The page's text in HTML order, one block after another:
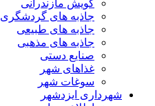
گویش مازندرانی
جاذبه های گردشگری
جاذبه های طبیعی
جاذبه های مذهبی
صنایع دستی
غذاهای شهر
سوغات شهر
شهرداری ایزدشهر